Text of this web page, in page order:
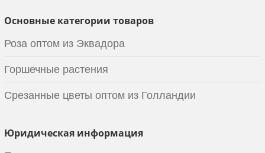
Основные категории товаров
Роза оптом из Эквадора
Горшечные растения
Срезанные цветы оптом из Голландии
Юридическая информация